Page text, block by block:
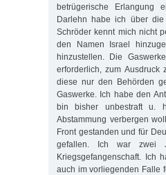
betrügerische Erlangung
Darlehn habe ich über
Schröder kennt mich nicht
den Namen Israel
hinzustellen. Die
erforderlich, zum
diese nur den Behörden
Gaswerke. Ich habe den
bin bisher unbestraft u.
Abstammung verbergen
Front gestanden und für
gefallen. Ich war
Kriegsgefangenschaft. Ich
auch im vorliegenden Falle